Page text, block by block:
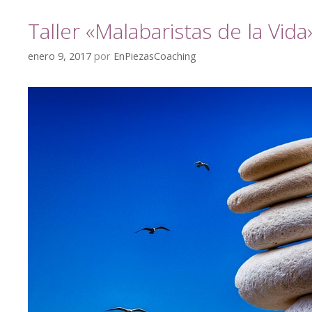
Taller «Malabaristas de la
enero 9, 2017 por EnPiezasCoaching